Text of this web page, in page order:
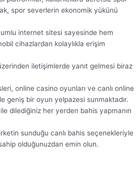
spor severlerin ekonomik yükünü
internet sitesi sayesinde hem
cihazlardan kolaylıkla erişim
iletişimlerde yanıt gelmesi biraz
online casino oyunları ve canlı online
geniş bir oyun yelpazesi sunmaktadır.
dilediğiniz her yerden bahis yapmanın
sunduğu canlı bahis seçenekleriyle
olduğunuzdan emin olun.